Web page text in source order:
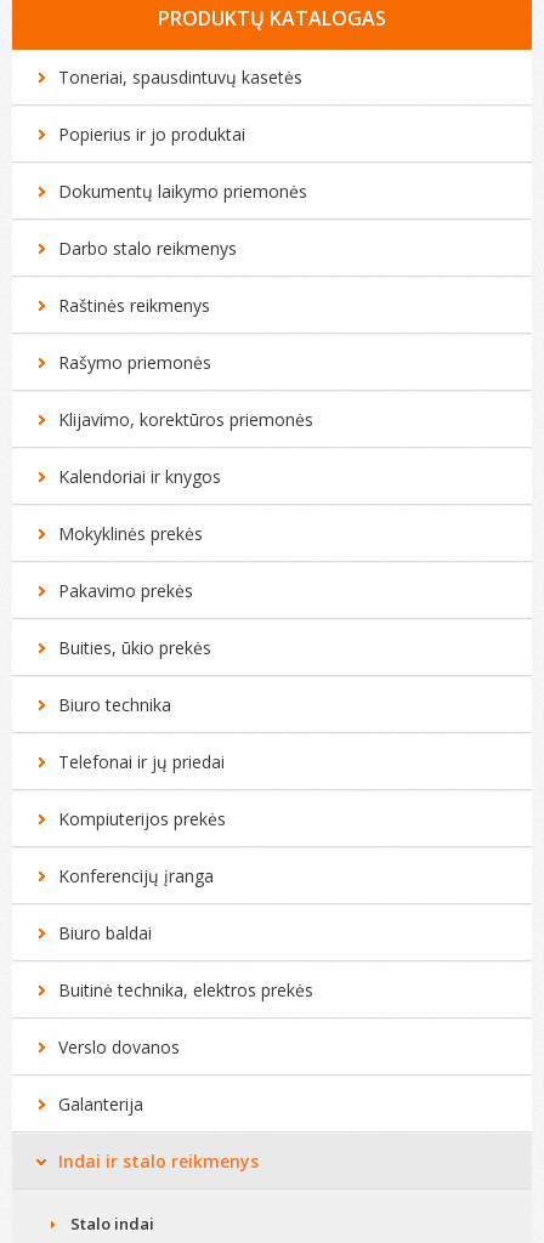
Tonerio kasečių pildymas
Spausdintuvų remontas
Biuro technikos remontas
Kompiuterių remontas
PRODUKTŲ KATALOGAS
Toneriai, spausdintuvų kasetės
Popierius ir jo produktai
Dokumentų laikymo priemonės
Darbo stalo reikmenys
Raštinės reikmenys
Rašymo priemonės
Klijavimo, korektūros priemonės
Kalendoriai ir knygos
Mokyklinės prekės
Pakavimo prekės
Buities, ūkio prekės
Biuro technika
Telefonai ir jų priedai
Kompiuterijos prekės
Konferencijų įranga
Biuro baldai
Buitinė technika, elektros prekės
Verslo dovanos
Galanterija
Indai ir stalo reikmenys
Stalo indai